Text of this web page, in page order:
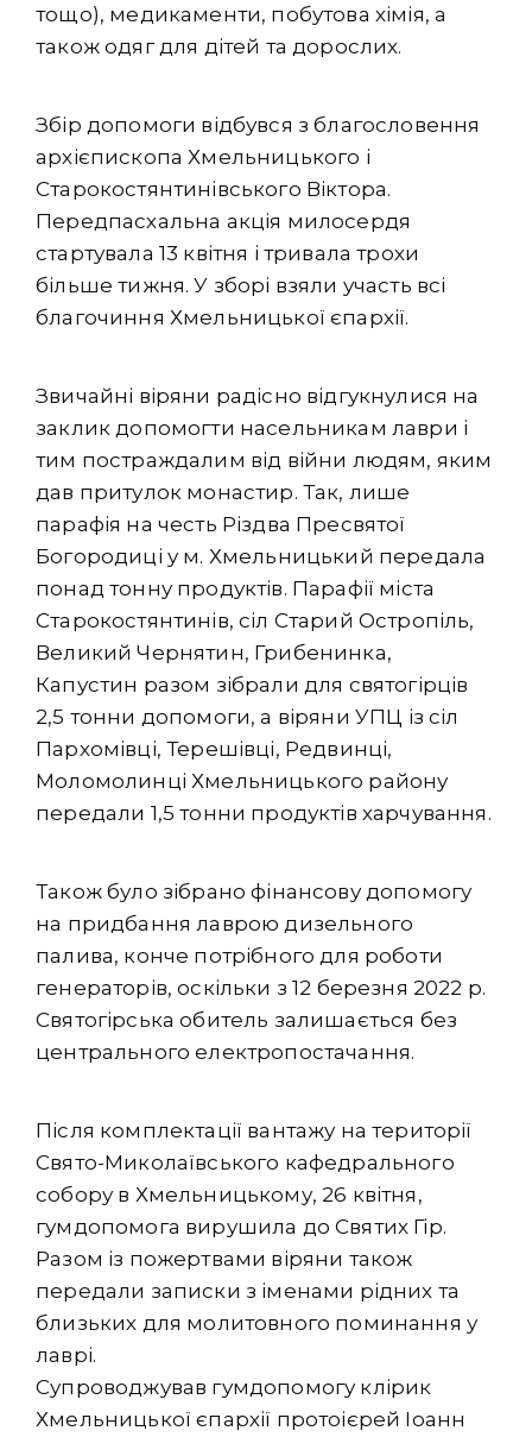
тощо), медикаменти, побутова хімія, а
також одяг для дітей та дорослих.
Збір допомоги відбувся з благословення
архієпископа Хмельницького і
Старокостянтинівського Віктора.
Передпасхальна акція милосердя
стартувала 13 квітня і тривала трохи
більше тижня. У зборі взяли участь всі
благочиння Хмельницької єпархії.
Звичайні віряни радісно відгукнулися на
заклик допомогти насельникам лаври і
тим постраждалим від війни людям, яким
дав притулок монастир. Так, лише
парафія на честь Різдва Пресвятої
Богородиці у м. Хмельницький передала
понад тонну продуктів. Парафії міста
Старокостянтинів, сіл Старий Остропіль,
Великий Чернятин, Грибенинка,
Капустин разом зібрали для святогірців
2,5 тонни допомоги, а віряни УПЦ із сіл
Пархомівці, Терешівці, Редвинці,
Моломолинці Хмельницького району
передали 1,5 тонни продуктів харчування.
Також було зібрано фінансову допомогу
на придбання лаврою дизельного
палива, конче потрібного для роботи
генераторів, оскільки з 12 березня 2022 р.
Святогірська обитель залишається без
центрального електропостачання.
Після комплектації вантажу на території
Свято-Миколаївського кафедрального
собору в Хмельницькому, 26 квітня,
гумдопомога вирушила до Святих Гір.
Разом із пожертвами віряни також
передали записки з іменами рідних та
близьких для молитовного поминання у
лаврі.
Супроводжував гумдопомогу клірик
Хмельницької єпархії протоієрей Іоанн